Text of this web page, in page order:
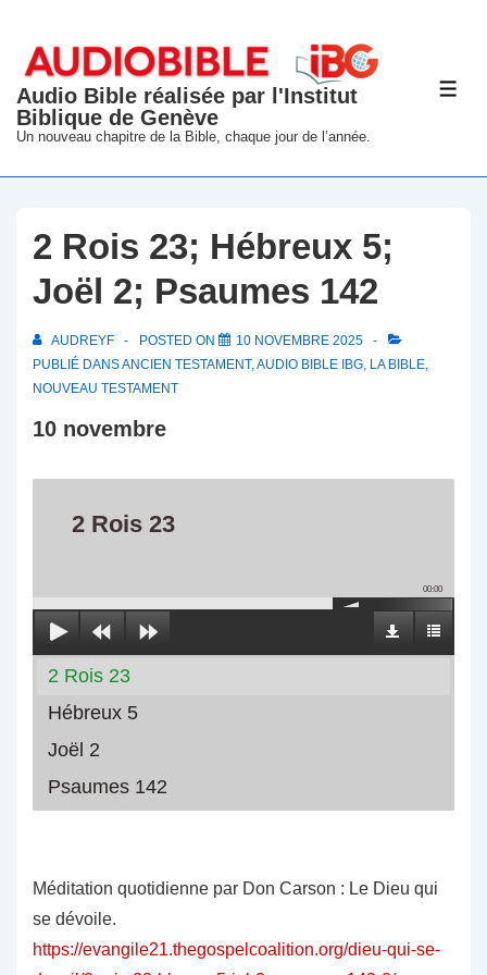
passer
contenu
principal
Audio Bible réalisée par l'Institut
Biblique de Genève
Un nouveau chapitre de la Bible, chaque jour de l’année.
2 Rois 23; Hébreux 5;
Joël 2; Psaumes 142
AUDREYF POSTED ON
10 NOVEMBRE 2025
PUBLIÉ DANSANCIEN TESTAMENT,AUDIO BIBLE IBG, LA BIBLE,
NOUVEAU TESTAMENT
10 novembre
2 Rois 23
00:00
2 Rois 23
Hébreux 5
Joël 2
Psaumes 142
Méditation quotidienne par Don Carson : Le Dieu qui
se dévoile.
https://evangile21.thegospelcoalition.org/dieu-qui-se-